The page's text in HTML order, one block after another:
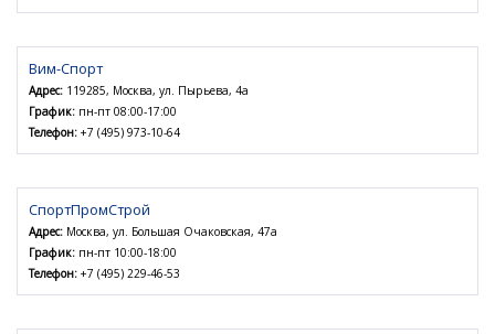
Вим-Спорт
Адрес: 119285, Москва, ул. Пырьева, 4а
График: пн-пт 08:00-17:00
Телефон: +7 (495) 973-10-64
СпортПромСтрой
Адрес: Москва, ул. Большая Очаковская, 47а
График: пн-пт 10:00-18:00
Телефон: +7 (495) 229-46-53